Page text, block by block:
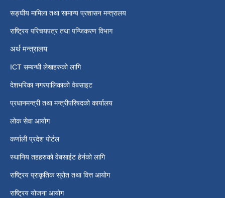
सङ्घीय मामिला तथा सामान्य प्रशासन मन्त्रालय
राष्ट्रिय परिचयपत्र तथा पन्जिकरण विभाग
अर्थ मन्त्रालय
ICT सम्बन्धी लेखहरुको लागि
देशभरिका नगरपालिकाको वेबसाइट
प्रधानमन्त्री तथा मन्त्रीपरिषदको कार्यालय
लोक सेवा आयोग
कर्णाली प्रदेश पोर्टल
स्थानिय तहहरुको वेबसाईट हेर्नको लागि
राष्ट्रिय प्राकृतिक स्रोत तथा वित्त आयोग
राष्ट्रिय योजना आयोग